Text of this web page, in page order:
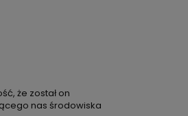
że został on
nas środowiska